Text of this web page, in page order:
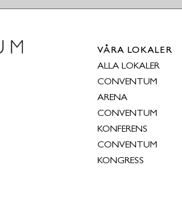
VÅRA LOKALER
ALLA LOKALER
CONVENTUM
ARENA
CONVENTUM
KONFERENS
CONVENTUM
KONGRESS